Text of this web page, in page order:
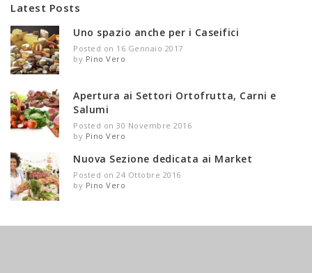
Latest Posts
Uno spazio anche per i Caseifici
Posted on 16 Gennaio 2017
by Pino Vero
Apertura ai Settori Ortofrutta, Carni e
Salumi
Posted on 30 Novembre 2016
by Pino Vero
Nuova Sezione dedicata ai Market
Posted on 24 Ottobre 2016
by Pino Vero